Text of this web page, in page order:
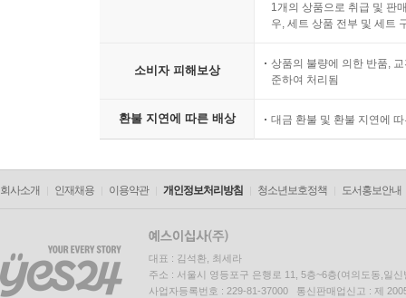
1개의 상품으로 취급 및 판
우, 세트 상품 전부 및 세트
소비자 피해보상
상품의 불량에 의한 반품,
준하여 처리됨
환불 지연에 따른 배상 대금 환불 및 환불 지연에
회사소개 인재채용 이용약관 개인정보처리방침 청소년보호정책 도서홍보안내
대표 : 김석환, 최세라
주소 : 서울시 영등포구 은행로 11, 5층~6층(여의도동,일신
사업자등록번호 : 229-81-37000 통신판매업신고 : 제